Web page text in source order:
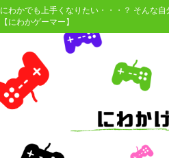
にわかでも上手くなりたい・・・？ そんな
【にわかゲーマー】